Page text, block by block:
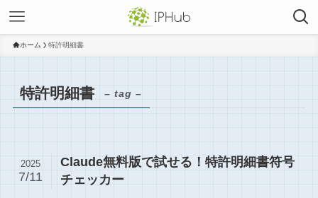
ホーム 特許明細書
特許明細書 – tag –
Claude無料版で試せる！特許明細書符号
チェッカー
2025
7/11